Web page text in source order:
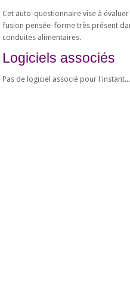
Cet auto-questionnaire vise à
fusion pensée-forme très présent
conduites alimentaires.
Logiciels associés
Pas de logiciel associé pour l'instant...